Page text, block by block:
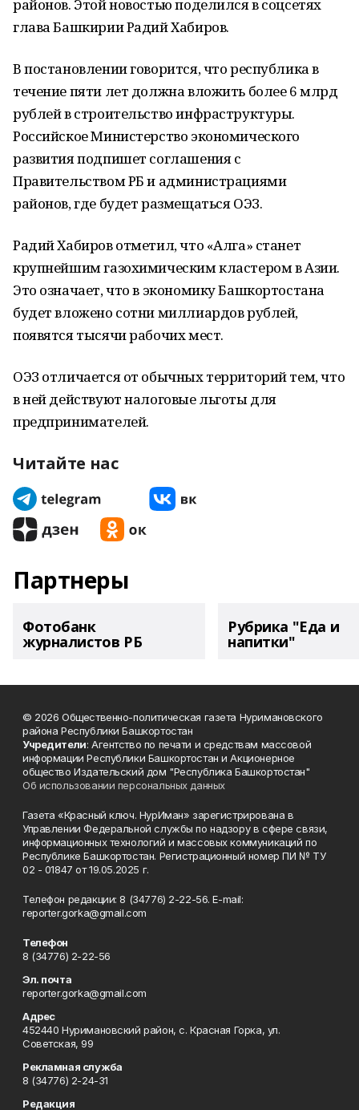
районов. Этой новостью поделился в соцсетях
глава Башкирии Радий Хабиров.
В постановлении говорится, что республика в
течение пяти лет должна вложить более 6 млрд
рублей в строительство инфраструктуры.
Российское Министерство экономического
развития подпишет соглашения с
Правительством РБ и администрациями
районов, где будет размещаться ОЭЗ.
Радий Хабиров отметил, что «Алга» станет
крупнейшим газохимическим кластером в Азии.
Это означает, что в экономику Башкортостана
будет вложено сотни миллиардов рублей,
появятся тысячи рабочих мест.
ОЭЗ отличается от обычных территорий тем, что
в ней действуют налоговые льготы для
предпринимателей.
Читайте нас
Партнеры
Фотобанк
журналистов РБ
Рубрика "Еда и
напитки"
© 2026 Общественно-политическая газета Нуримановского
района Республики Башкортостан
Учредители: Агентство по печати и средствам массовой
информации Республики Башкортостан и Акционерное
общество Издательский дом "Республика Башкортостан"
Об использовании персональных данных
Газета «Красный ключ. НурИман» зарегистрирована в
Управлении Федеральной службы по надзору в сфере связи,
информационных технологий и массовых коммуникаций по
Республике Башкортостан. Регистрационный номер ПИ № ТУ
02 - 01847 от 19.05.2025 г.
Телефон редакции: 8 (34776) 2-22-56. E-mail:
reporter.gorka@gmail.com
Телефон
8 (34776) 2-22-56
Эл. почта
reporter.gorka@gmail.com
Адрес
452440 Нуримановский район, с. Красная Горка, ул.
Советская, 99
Рекламная служба
8 (34776) 2-24-31
Редакция